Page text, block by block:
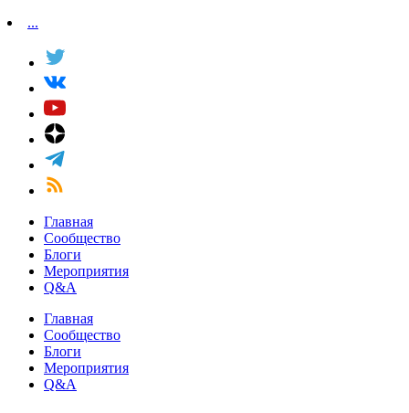
...
Главная
Сообщество
Блоги
Мероприятия
Q&A
Главная
Сообщество
Блоги
Мероприятия
Q&A